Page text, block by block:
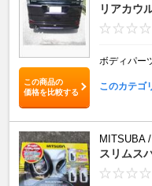
この商品の
価格を比較する
リアカウ
ボディパー
このカテゴ
MITSUBA
スリムス